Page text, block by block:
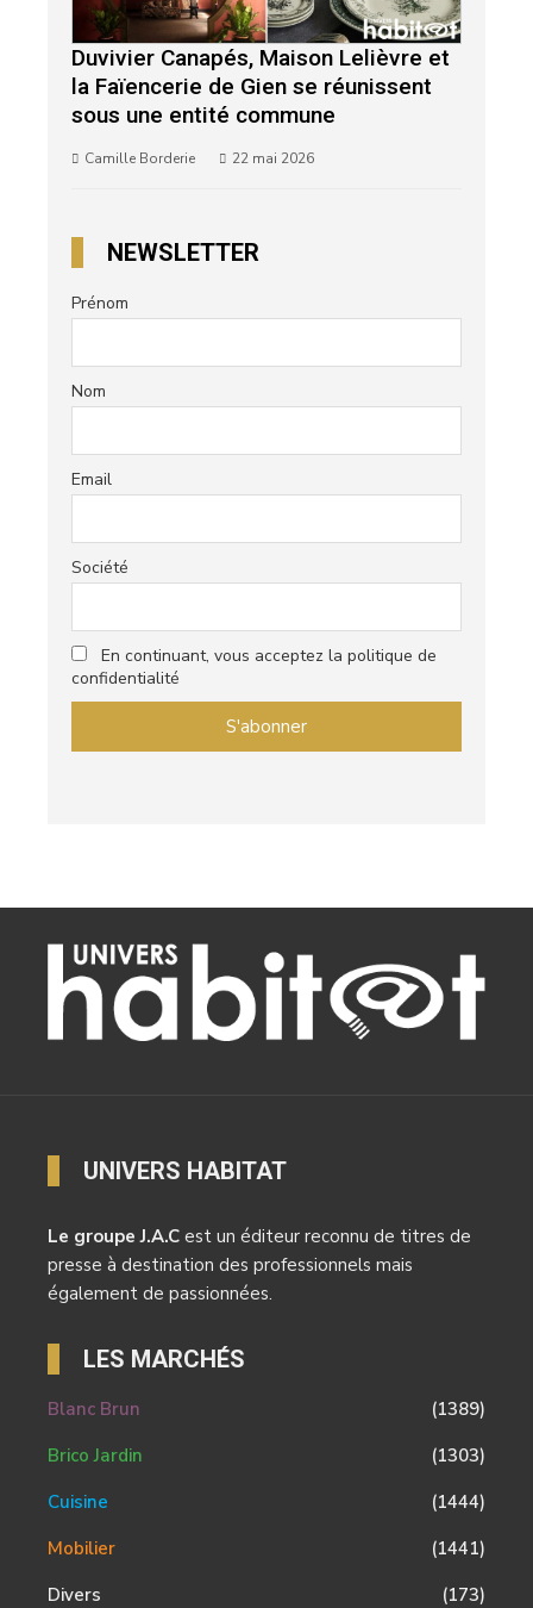
Duvivier Canapés, Maison Lelièvre et
la Faïencerie de Gien se réunissent
sous une entité commune
Camille Borderie 22 mai 2026
NEWSLETTER
Prénom
Nom
Email
Société
En continuant, vous acceptez la politique de
confidentialité
UNIVERS HABITAT
Le groupe J.A.C est un éditeur reconnu de titres de
presse à destination des professionnels mais
également de passionnées.
LES MARCHÉS
Blanc Brun
(1389)
Brico Jardin
(1303)
Cuisine
(1444)
Mobilier
(1441)
Divers
(173)